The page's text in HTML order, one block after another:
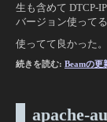
生も含めて DTCP-
バージョン使って
使ってて良かった。
続きを読む: Beamの更
apache-